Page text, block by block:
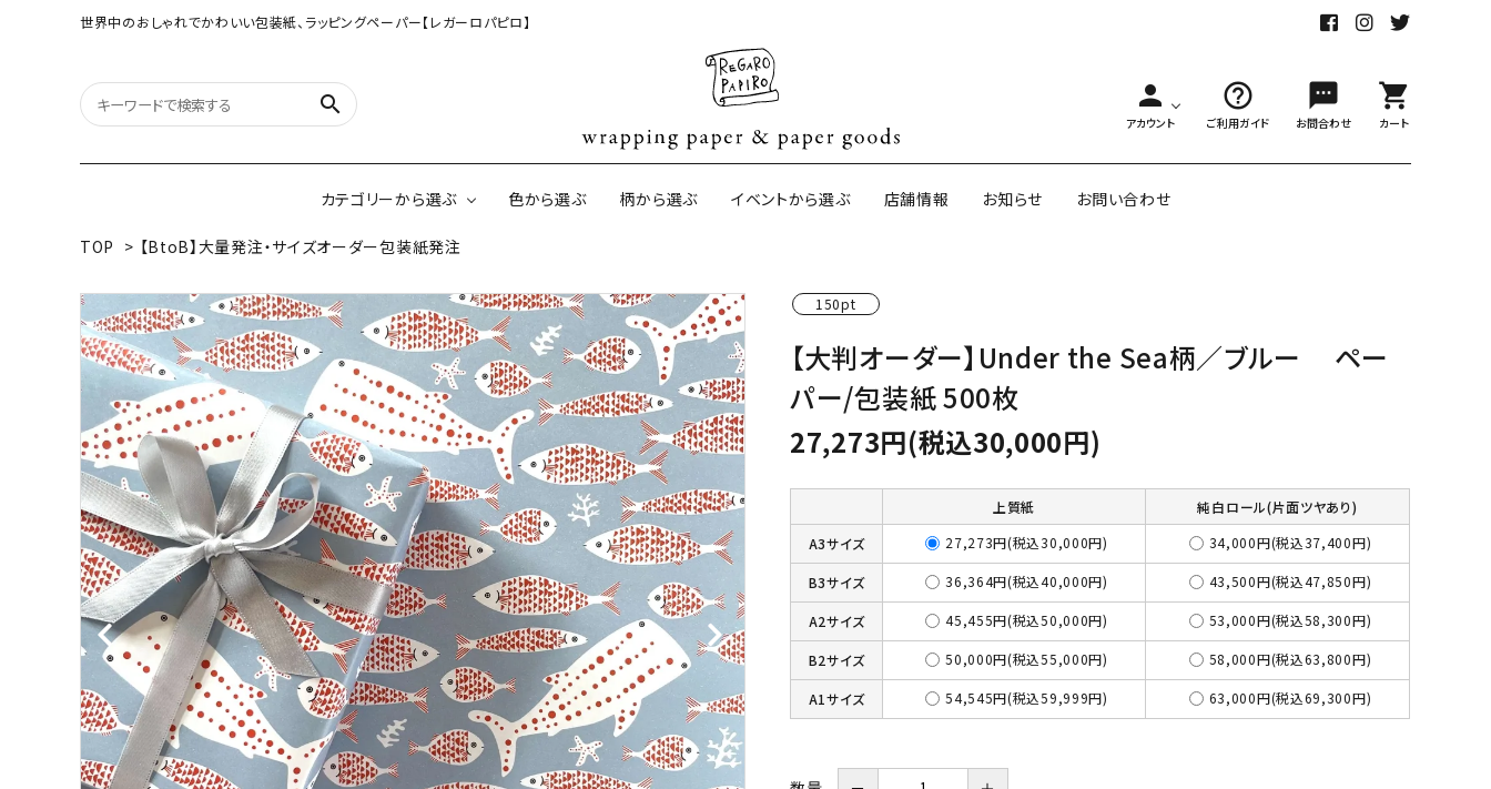
世界中のおしゃれでかわいい包装紙、ラッピングペーパー【レガーロパピロ】
search person
アカウント
help_outline
ご利用ガイド
sms
お問合わせ
shopping_cart
カート
カテゴリーから選ぶ
オリジナル包装紙
（A3相当サイズ）
【大判サイズ】オリジナル包装紙 和紙の包装紙(CAGWA paper)
サイズオーダー受注生産
ネパールの手漉き包装紙
インドのハンドプリントコットン
ペーパー
イギリスのモダン包装紙 イギリスの両面包装紙
ボタニカルダブルサイド包装紙 韓国のデザインペーパー 日本のペーパーブランド ラッピング用リボン・紐
色から選ぶ 柄から選ぶ イベントから選ぶ 店舗情報 お知らせ お問い合わせ
TOP > 【BtoB】大量発注・サイズオーダー包装紙発注
150pt
【大判オーダー】Under the Sea柄／ブルー ペー
パー/包装紙 500枚
27,273円(税込30,000円)
上質紙
純白ロール(片面ツヤあり)
A3サイズ
27,273円(税込30,000円) 34,000円(税込37,400円)
B3サイズ 36,364円(税込40,000円) 43,500円(税込47,850円)
A2サイズ 45,455円(税込50,000円) 53,000円(税込58,300円)
B2サイズ 50,000円(税込55,000円) 58,000円(税込63,800円)
A1サイズ 54,545円(税込59,999円) 63,000円(税込69,300円)